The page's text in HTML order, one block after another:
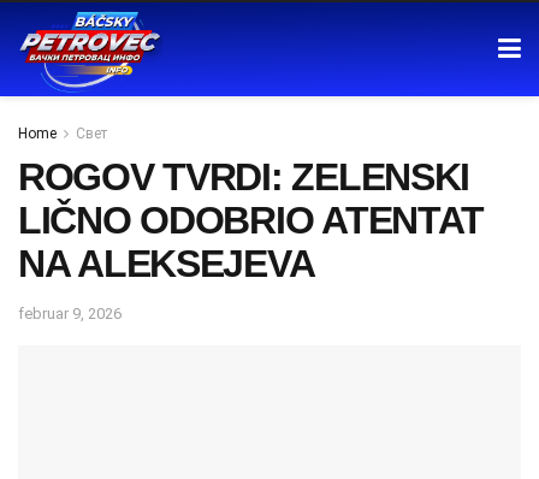
Home Свет
ROGOV TVRDI: ZELENSKI
LIČNO ODOBRIO ATENTAT
NA ALEKSEJEVA
februar 9, 2026